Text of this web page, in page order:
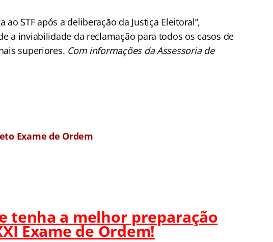
STF após a deliberação da Justiça Eleitoral”,
a inviabilidade da reclamação para todos os casos de
superiores. Com informações da Assessoria de
Exame de Ordem
tenha a melhor preparação
Exame de Ordem!